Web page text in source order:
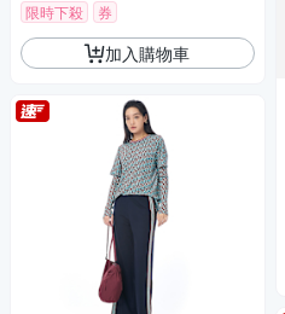
限時下殺 券
加入購物車